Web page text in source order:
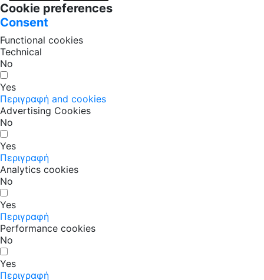
Cookie preferences
Consent
Functional cookies
Technical
No
Yes
Περιγραφή and cookies
Advertising Cookies
No
Yes
Περιγραφή
Analytics cookies
No
Yes
Περιγραφή
Performance cookies
No
Yes
Περιγραφή